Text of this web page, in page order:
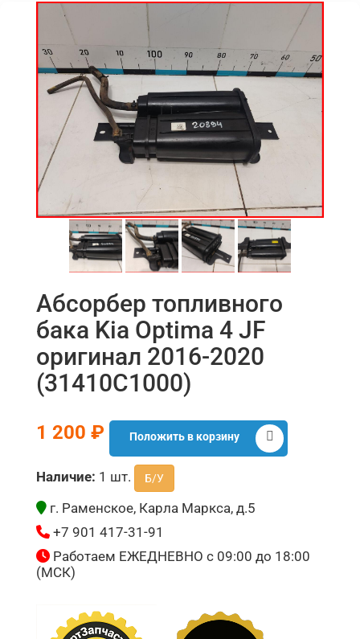
Абсорбер топливного
бака Kia Optima 4 JF
оригинал 2016-2020
(31410C1000)
1 200 ₽ Положить в корзину
Наличие: 1 шт. Б/У
г. Раменское, Карла Маркса, д.5
+7 901 417-31-91
Работаем ЕЖЕДНЕВНО с 09:00 до 18:00
(МСК)